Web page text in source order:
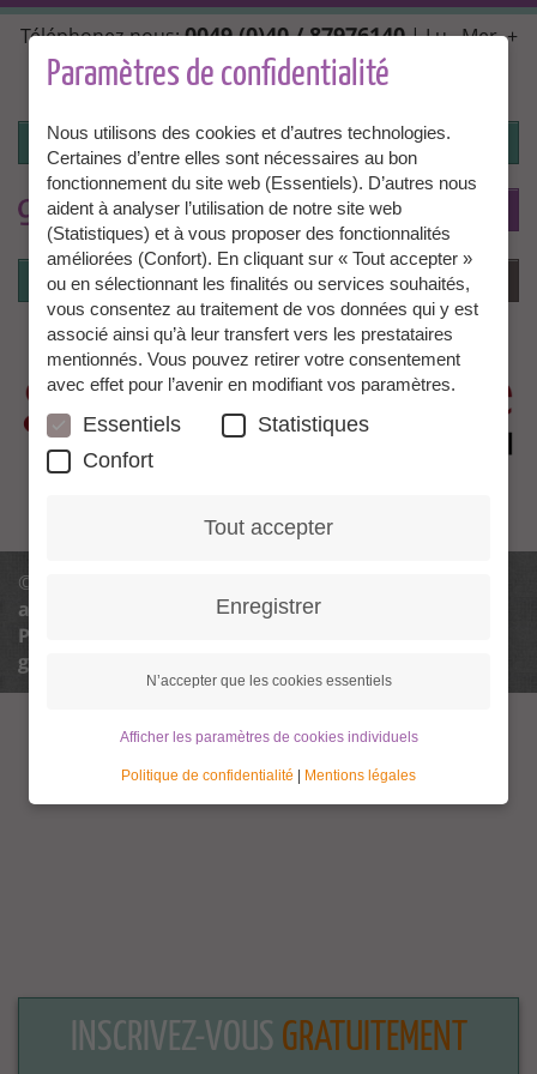
Aller
au
contenu
principal
INSCRIVEZ-VOUS GRATUITEMENT
Téléphonez-nous:0049 (0)40 / 87976140| Lu., Mer. +
Ven. 10:00 - 14:00, Ma. + Jeu. 14:00 - 18:00 |
info@granny-aupair.com
Connexion
Connexion Menu
© 2013 - 2026 Granny Aupair |
aupair.com
Politique de confidentialité
Politique de confidentialité paramètres
généraux et conditions
Paramètres de confidentialité
Nous utilisons des cookies et d’autres technologies.
Certaines d’entre elles sont nécessaires au bon
fonctionnement du site web (Essentiels). D’autres nous
aident à analyser l’utilisation de notre site web
(Statistiques) et à vous proposer des fonctionnalités
améliorées (Confort). En cliquant sur « Tout accepter »
ou en sélectionnant les finalités ou services souhaités,
vous consentez au traitement de vos données qui y est
associé ainsi qu’à leur transfert vers les prestataires
mentionnés. Vous pouvez retirer votre consentement
avec effet pour l’avenir en modifiant vos paramètres.
Essentiels
Statistiques
Confort
Tout accepter
Enregistrer
N’accepter que les cookies essentiels
Afficher les paramètres de cookies individuels
Politique de confidentialité Mentions légales